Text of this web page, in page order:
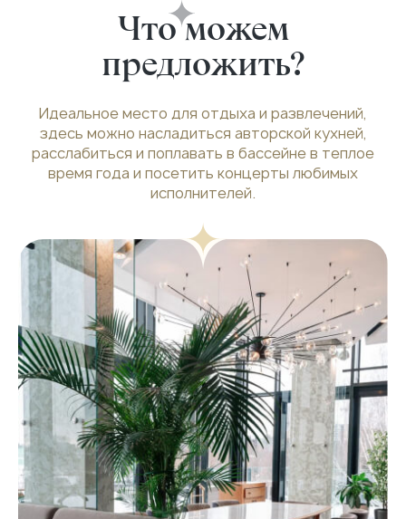
Чтоможем
предложить?
Идеальное место для отдыха и развлечений,
здесь можно насладиться авторской кухней,
расслабиться и поплавать в бассейне в теплое
время года и посетить концерты любимых
исполнителей.